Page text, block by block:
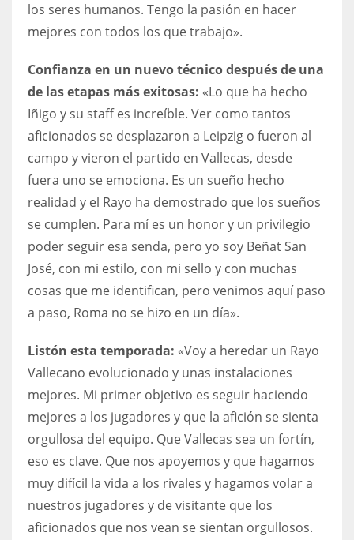
los seres humanos. Tengo la pasión en hacer
mejores con todos los que trabajo».
Confianza en un nuevo técnico después de una
de las etapas más exitosas: «Lo que ha hecho
Iñigo y su staff es increíble. Ver como tantos
aficionados se desplazaron a Leipzig o fueron al
campo y vieron el partido en Vallecas, desde
fuera uno se emociona. Es un sueño hecho
realidad y el Rayo ha demostrado que los sueños
se cumplen. Para mí es un honor y un privilegio
poder seguir esa senda, pero yo soy Beñat San
José, con mi estilo, con mi sello y con muchas
cosas que me identifican, pero venimos aquí paso
a paso, Roma no se hizo en un día».
Listón esta temporada: «Voy a heredar un Rayo
Vallecano evolucionado y unas instalaciones
mejores. Mi primer objetivo es seguir haciendo
mejores a los jugadores y que la afición se sienta
orgullosa del equipo. Que Vallecas sea un fortín,
eso es clave. Que nos apoyemos y que hagamos
muy difícil la vida a los rivales y hagamos volar a
nuestros jugadores y de visitante que los
aficionados que nos vean se sientan orgullosos.